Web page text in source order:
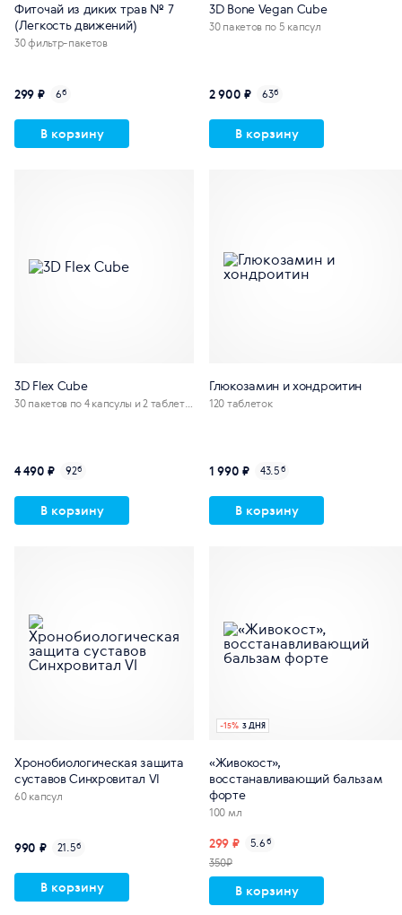
Фиточай из диких трав № 7
(Легкость движений)
30 фильтр-пакетов
299 ₽ 6б
В корзину
3D Bone Vegan Cube
30 пакетов по 5 капсул
2 900 ₽ 63б
В корзину
3D Flex Cube
30 пакетов по 4 капсулы и 2 таблетк
4 490 ₽ 92б
В корзину
Глюкозамин и хондроитин
120 таблеток
1 990 ₽ 43.5б
В корзину
Хронобиологическая защита
суставов Синхровитал VI
60 капсул
990 ₽ 21.5б
В корзину
-15% 3 ДНЯ
«Живокост»,
восстанавливающий бальзам
форте
100 мл
299 ₽ 5.6б
350₽
В корзину